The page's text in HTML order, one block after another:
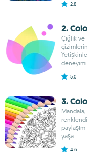
2.8
2.
Çığlık
5.0
3.
yaşa...
4.6